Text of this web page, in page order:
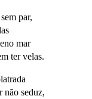
par,
mar
ter velas.
seduz,